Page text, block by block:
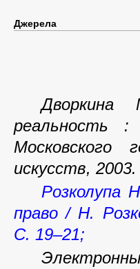
Джерела
Дворкина
реальность
Московского
искусств,
Розколупа
право / Н.
С. 19–21;